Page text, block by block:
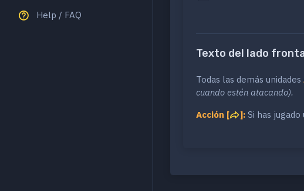
Help / FAQ
Texto del lado
Todas las demás unidades
cuando estén atacando).
Acción [
]: Si has